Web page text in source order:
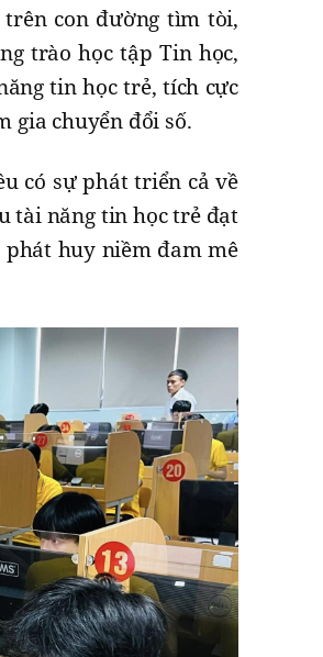
con đường tìm tòi,
trào học tập Tin học,
tin học trẻ, tích cực
gia chuyển đổi số.
có sự phát triển cả về
tài năng tin học trẻ đạt
huy niềm đam mê